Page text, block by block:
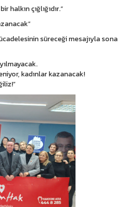
halkın çığlığıdır.”
süreceği mesajıyla sona
kadınlar kazanacak!